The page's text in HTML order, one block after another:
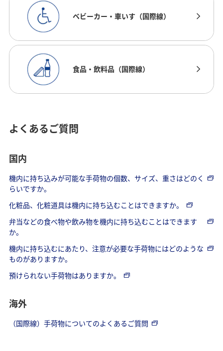
ベビーカー・車いす（国際線）
食品・飲料品（国際線）
よくあるご質問
国内
機内に持ち込みが可能な手荷物の個数、サイズ、重さはどのく
らいですか。
化粧品、化粧道具は機内に持ち込むことはできますか。
弁当などの食べ物や飲み物を機内に持ち込むことはできます
か。
機内に持ち込むにあたり、注意が必要な手荷物にはどのような
ものがありますか。
預けられない手荷物はありますか。
海外
（国際線）手荷物についてのよくあるご質問